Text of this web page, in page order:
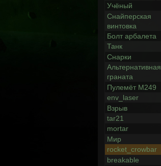
Учёный
Снайперская
винтовка
Болт арбалета
Танк
Снарки
Альтернативная
граната
Пулемёт М249
env_laser
Взрыв
tar21
mortar
Мир
rocket_crowbar
breakable